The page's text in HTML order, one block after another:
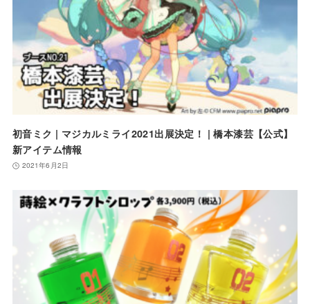
初音ミク | マジカルミライ2021出展決定！ | 橋本漆芸【公式】
新アイテム情報
2021年6月2日